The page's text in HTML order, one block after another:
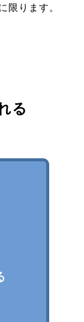
限ります。
る